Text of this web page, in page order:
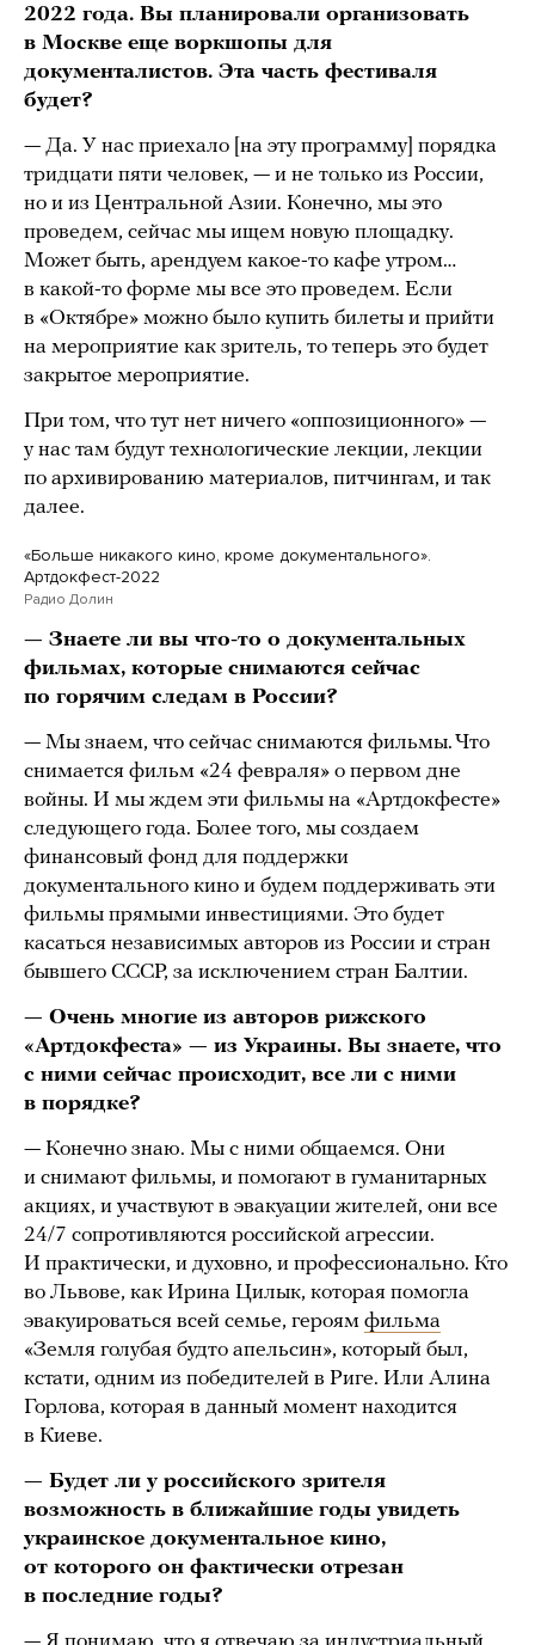
2022 года. Вы планировали организовать
в Москве еще воркшопы для
документалистов. Эта часть фестиваля
будет?
— Да. У нас приехало [на эту программу] порядка
тридцати пяти человек, — и не только из России,
но и из Центральной Азии. Конечно, мы это
проведем, сейчас мы ищем новую площадку.
Может быть, арендуем какое-то кафе утром…
в какой-то форме мы все это проведем. Если
в «Октябре» можно было купить билеты и прийти
на мероприятие как зритель, то теперь это будет
закрытое мероприятие.
При том, что тут нет ничего «оппозиционного» —
у нас там будут технологические лекции, лекции
по архивированию материалов, питчингам, и так
далее.
«Больше никакого кино, кроме документального».
Артдокфест-2022
Радио Долин
— Знаете ли вы что-то о документальных
фильмах, которые снимаются сейчас
по горячим следам в России?
— Мы знаем, что сейчас снимаются фильмы. Что
снимается фильм «24 февраля» о первом дне
войны. И мы ждем эти фильмы на «Артдокфесте»
следующего года. Более того, мы создаем
финансовый фонд для поддержки
документального кино и будем поддерживать эти
фильмы прямыми инвестициями. Это будет
касаться независимых авторов из России и стран
бывшего СССР, за исключением стран Балтии.
— Очень многие из авторов рижского
«Артдокфеста» — из Украины. Вы знаете, что
с ними сейчас происходит, все ли с ними
в порядке?
— Конечно знаю. Мы с ними общаемся. Они
и снимают фильмы, и помогают в гуманитарных
акциях, и участвуют в эвакуации жителей, они все
24/7 сопротивляются российской агрессии.
И практически, и духовно, и профессионально. Кто
во Львове, как Ирина Цилык, которая помогла
эвакуироваться всей семье, героям фильма
«Земля голубая будто апельсин», который был,
кстати, одним из победителей в Риге. Или Алина
Горлова, которая в данный момент находится
в Киеве.
— Будет ли у российского зрителя
возможность в ближайшие годы увидеть
украинское документальное кино,
от которого он фактически отрезан
в последние годы?